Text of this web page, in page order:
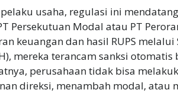
usaha, regulasi ini
Persekutuan Modal atau PT
keuangan dan hasil RUPS
mereka terancam sanksi
perusahaan tidak bisa
direksi, menambah modal, atau